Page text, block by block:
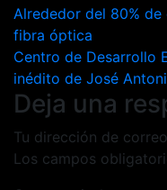
de
entradas
Alrededor del 80%
fibra óptica
Centro de Desarrollo
inédito de José
Deja una
Tu dirección de
Los campos